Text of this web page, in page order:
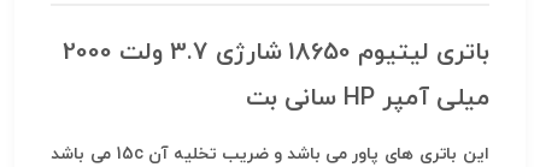
باتری لیتیوم 18650 شارژی 3.7 ولت 2000
میلی آمپر HP سانی بت
این باتری های پاور می باشد و ضریب تخلیه آن 15c می باشد